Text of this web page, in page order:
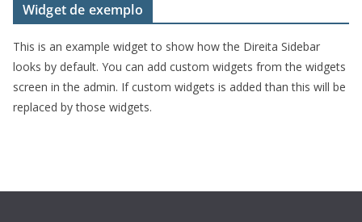
Widget de exemplo
This is an example widget to show how the Direita Sidebar
looks by default. You can add custom widgets from the widgets
screen in the admin. If custom widgets is added than this will be
replaced by those widgets.